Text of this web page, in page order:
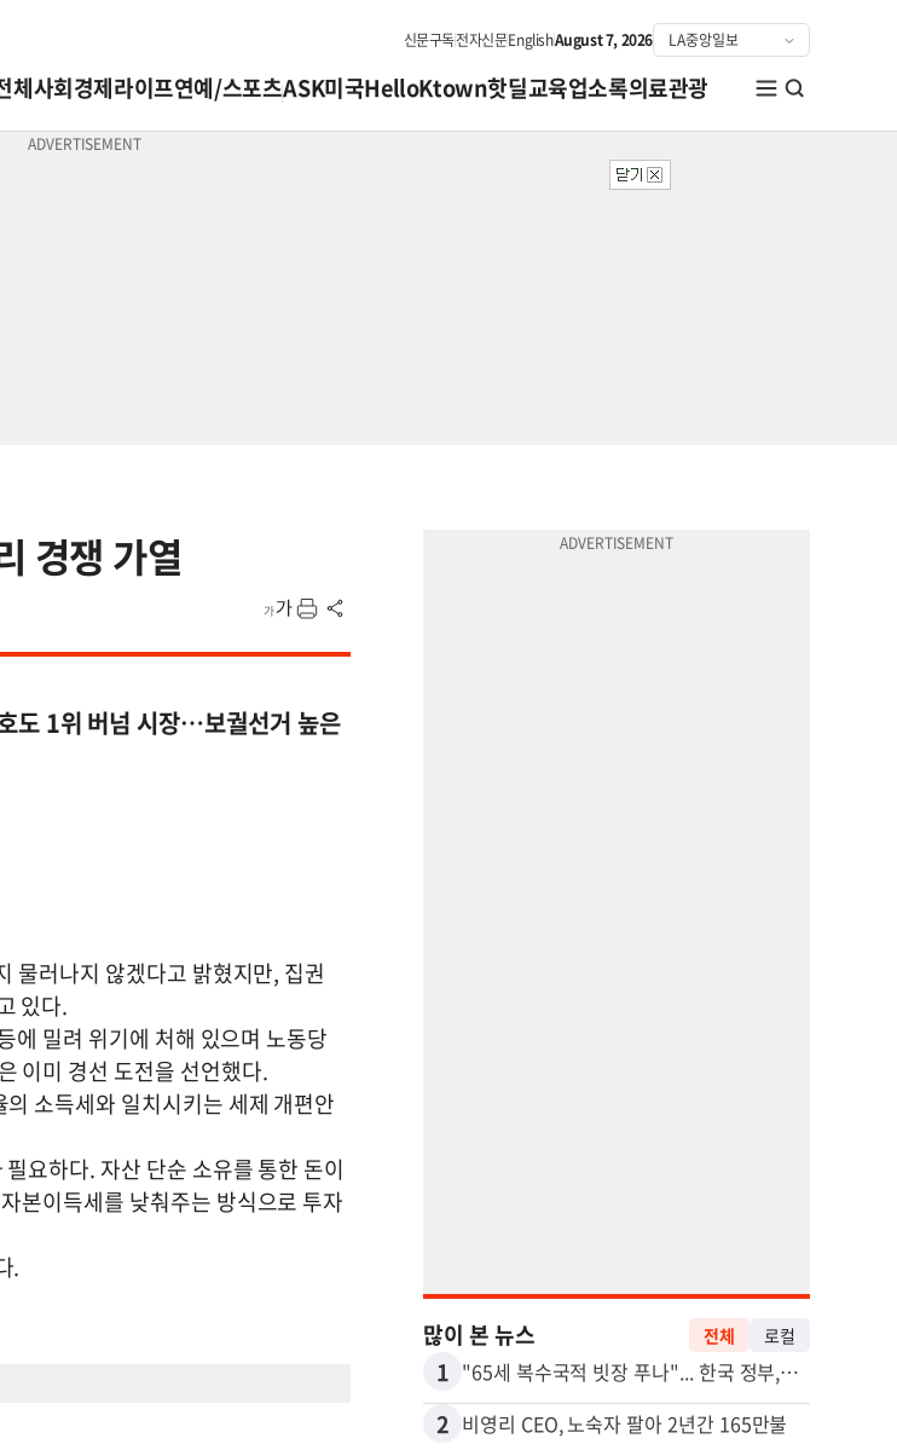
신문구독전자신문EnglishAugust 7, 2026
체사회경제라이프연예/스포츠ASK미국HelloKtown핫딜교육업소록의료관광
경쟁 가열
도 1위 버넘 시장…보궐선거 높은
물러나지 않겠다고 밝혔지만, 집권
있다.
에 밀려 위기에 처해 있으며 노동당
이미 경선 도전을 선언했다.
소득세와 일치시키는 세제 개편안
요하다. 자산 단순 소유를 통한 돈이
본이득세를 낮춰주는 방식으로 투자
.
많이 본 뉴스 전체 로컬
1 "65세 복수국적 빗장 푸나"... 한국 정부, 연령 완화 전면 추진
2 비영리 CEO, 노숙자 팔아 2년간 165만불